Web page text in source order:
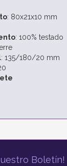
: 80x21x10 mm
: 100% testado
: 135/180/20 mm
Boletín!